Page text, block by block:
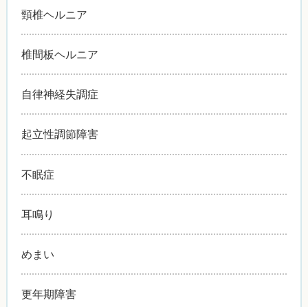
頸椎ヘルニア
椎間板ヘルニア
自律神経失調症
起立性調節障害
不眠症
耳鳴り
めまい
更年期障害